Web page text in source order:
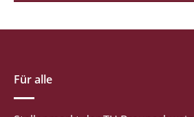
Für alle